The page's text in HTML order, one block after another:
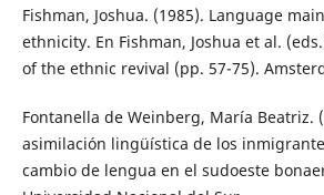
Fishman, Joshua. (1985). Language
ethnicity. En Fishman, Joshua et al.
of the ethnic revival (pp. 57-75).
Fontanella de Weinberg, María Beatriz.
asimilación lingüística de los
cambio de lengua en el sudoeste